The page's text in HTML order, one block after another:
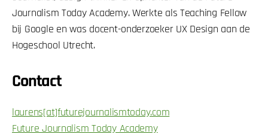
Journalism Today Academy. Werkte als Teaching Fellow
bij Google en was docent-onderzoeker UX Design aan de
Hogeschool Utrecht.
Contact
laurens[at]futurejournalismtoday.com
Future Journalism Today Academy